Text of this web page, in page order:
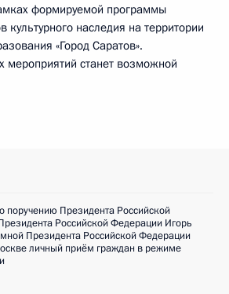
формируемой программы
культурного наследия на территории
«Город Саратов».
мероприятий станет возможной
поручению Президента Российской
Российской Федерации Игорь
Президента Российской Федерации
личный приём граждан в режиме